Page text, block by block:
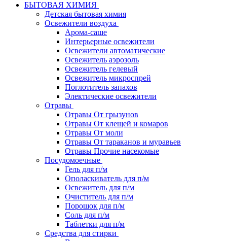
БЫТОВАЯ ХИМИЯ
Детская бытовая химия
Освежители воздуха
Арома-саше
Интерьерные освежители
Освежители автоматические
Освежитель аэрозоль
Освежитель гелевый
Освежитель микроспрей
Поглотитель запахов
Электические освежители
Отравы
Отравы От грызунов
Отравы От клещей и комаров
Отравы От моли
Отравы От тараканов и муравьев
Отравы Прочие насекомые
Посудомоечные
Гель для п/м
Ополаскиватель для п/м
Освежитель для п/м
Очиститель для п/м
Порошок для п/м
Соль для п/м
Таблетки для п/м
Средства для стирки